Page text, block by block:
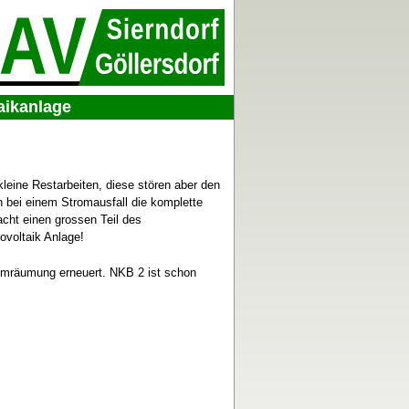
Restarbeiten, diese stören aber den
bei einem Stromausfall die komplette
einen grossen Teil des
Anlage!
erneuert. NKB 2 ist schon